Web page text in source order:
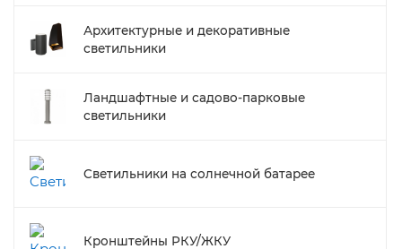
Архитектурные и декоративные
светильники
Ландшафтные и садово-парковые
светильники
Cветильники на солнечной батарее
Кронштейны РКУ/ЖКУ